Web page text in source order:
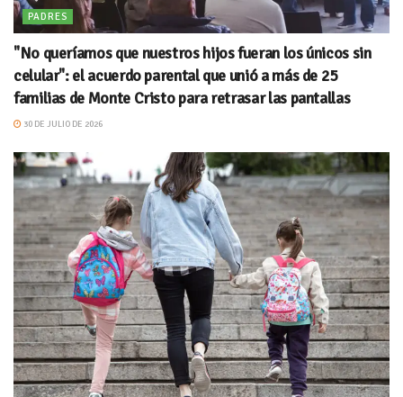
PADRES
"No queríamos que nuestros hijos fueran los únicos sin
celular": el acuerdo parental que unió a más de 25
familias de Monte Cristo para retrasar las pantallas
30 DE JULIO DE 2026